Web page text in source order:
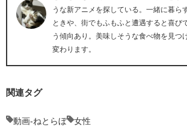
うな新アニメを探している。一緒に暮ら
ときや、街でもふもふと遭遇すると喜び
う傾向あり。美味しそうな食べ物を見つ
変わります。
関連タグ
動画-ねとらぼ 女性